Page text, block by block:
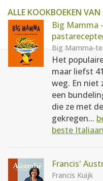
ALLE KOOKBOEKEN
Big Mamma
Big Mamma-
Het
maar liefst
weg. En niet
een
die ze met
gekregen...
beste
Francis'
Francis Kuijk